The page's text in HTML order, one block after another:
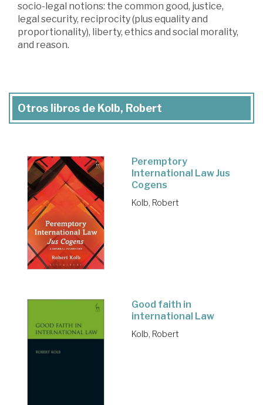
socio-legal notions: the common good, justice,
legal security, reciprocity (plus equality and
proportionality), liberty, ethics and social morality,
and reason.
Otros libros de Kolb, Robert
Peremptory
International Law Jus
Cogens
Kolb, Robert
Good faith in
international Law
Kolb, Robert